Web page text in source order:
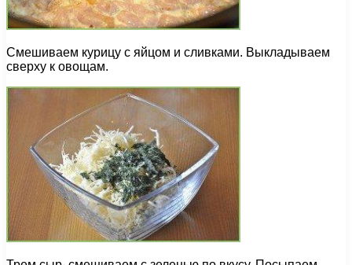
Смешиваем курицу с яйцом и сливками. Выкладываем
сверху к овощам.